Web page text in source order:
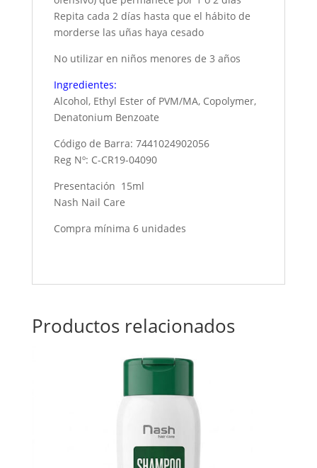
Repita cada 2 días hasta que el hábito de
morderse las uñas haya cesado
No utilizar en niños menores de 3 años
Ingredientes:
Alcohol, Ethyl Ester of PVM/MA, Copolymer,
Denatonium Benzoate
Código de Barra: 7441024902056
Reg Nº: C-CR19-04090
Presentación 15ml
Nash Nail Care
Compra mínima 6 unidades
Productos relacionados